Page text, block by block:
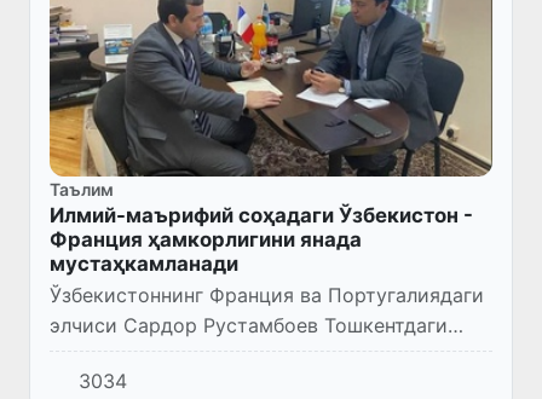
Таълим
Илмий-маърифий соҳадаги Ўзбекистон -
Франция ҳамкорлигини янада
мустаҳкамланади
Ўзбекистоннинг Франция ва Португалиядаги
элчиси Сардор Рустамбоев Тошкентдаги
«Alliance Francaise» ташкилоти директори
Дилшод Аҳмедов билан учрашув ўтказди.
3034